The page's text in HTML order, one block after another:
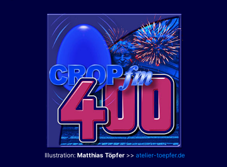
Illustration: Matthias Töpfer>> atelier-toepfer.de